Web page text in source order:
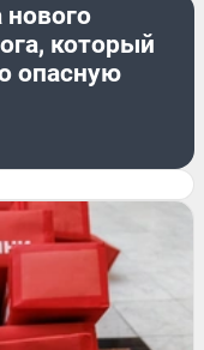
нового
который
опасную